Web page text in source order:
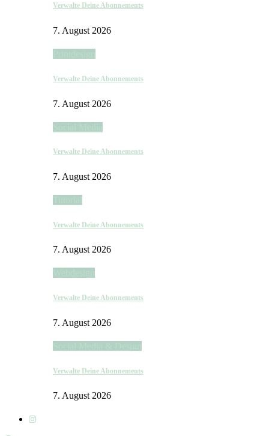
Verwalte Deine Abonnements
7. August 2026
Verwalte Deine Abonnements
7. August 2026
Verwalte Deine Abonnements
7. August 2026
Verwalte Deine Abonnements
7. August 2026
Verwalte Deine Abonnements
7. August 2026
Verwalte Deine Abonnements
7. August 2026